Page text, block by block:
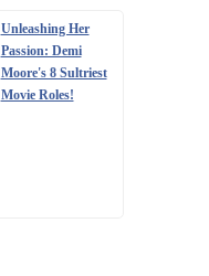
Unleashing Her
Passion: Demi
Moore's 8 Sultriest
Movie Roles!